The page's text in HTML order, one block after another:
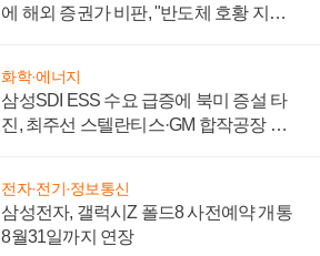
에 해외 증권가 비판, "반도체 호황 지속
화학·에너지
삼성SDI ESS 수요 급증에 북미 증설 타
진, 최주선 스텔란티스·GM 합작공장 건
전자·전기·정보통신
삼성전자, 갤럭시Z 폴드8 사전예약 개통
8월31일까지 연장